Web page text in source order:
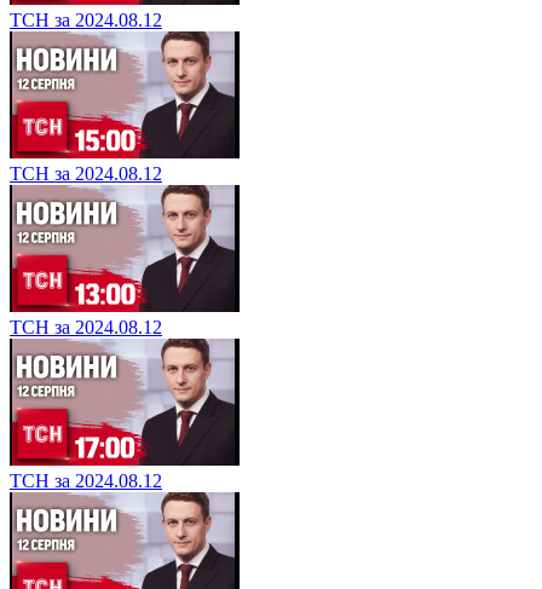
ТСН за 2024.08.12
ТСН за 2024.08.12
ТСН за 2024.08.12
ТСН за 2024.08.12